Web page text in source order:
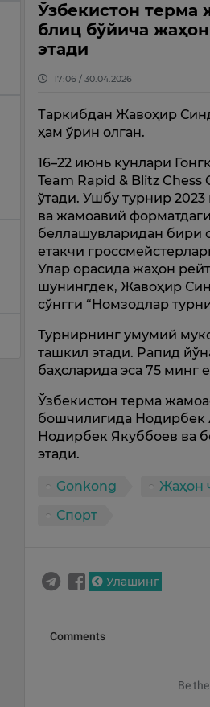
Ўзбекистон терма
блиц бўйича
этади
17:06 / 30.04.2026
Таркибдан Жавоҳир
ҳам ўрин олган.
16–22 июнь кунлари
Team Rapid & Blitz
ўтади. Ушбу турнир
ва жамоавий
беллашувларидан бири
етакчи
Улар орасида жаҳон
шунингдек, Жавоҳир
сўнгги “Номзодлар
Турнирнинг умумий
ташкил этади. Pапид
баҳсларида эса 75 минг
Ўзбекистон терма
бошчилигида Нодирбек
Нодирбек Якуббоев ва
этади.
Gonkong Жаҳон
Спорт
Улашинг